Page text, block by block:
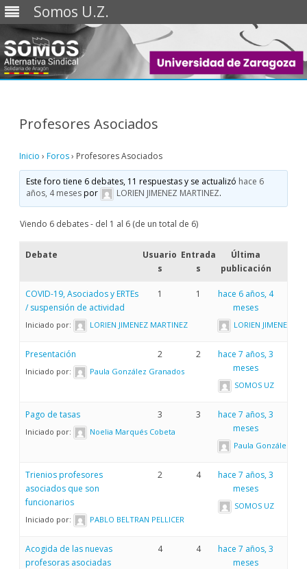
Somos U.Z.
Saltar
Profesores Asociados
Inicio › Foros› Profesores Asociados
Este foro tiene 6 debates, 11 respuestas y se actualizó hace 6
años, 4 mesespor LORIEN JIMENEZ MARTINEZ.
Viendo 6 debates - del 1 al 6 (de un total de 6)
Debate
Usuario
s
Entrada
s
Última
publicación
COVID-19, Asociados y ERTEs
/ suspensión de actividad
Iniciado por: LORIEN JIMENEZ MARTINEZ
1 1
hace 6 años, 4
meses
LORIEN JIMENEZ
Presentación
Iniciado por: Paula González Granados
2 2
hace 7 años, 3
meses
SOMOS UZ
Pago de tasas
Iniciado por: Noelia Marqués Cobeta
3 3
hace 7 años, 3
meses
Paula González
Trienios profesores
asociados que son
funcionarios
Iniciado por: PABLO BELTRAN PELLICER
2 4
hace 7 años, 3
meses
SOMOS UZ
Acogida de las nuevas
profesoras asociadas
4 4
hace 7 años, 3
meses